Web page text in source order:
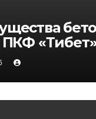
ПКФ
и